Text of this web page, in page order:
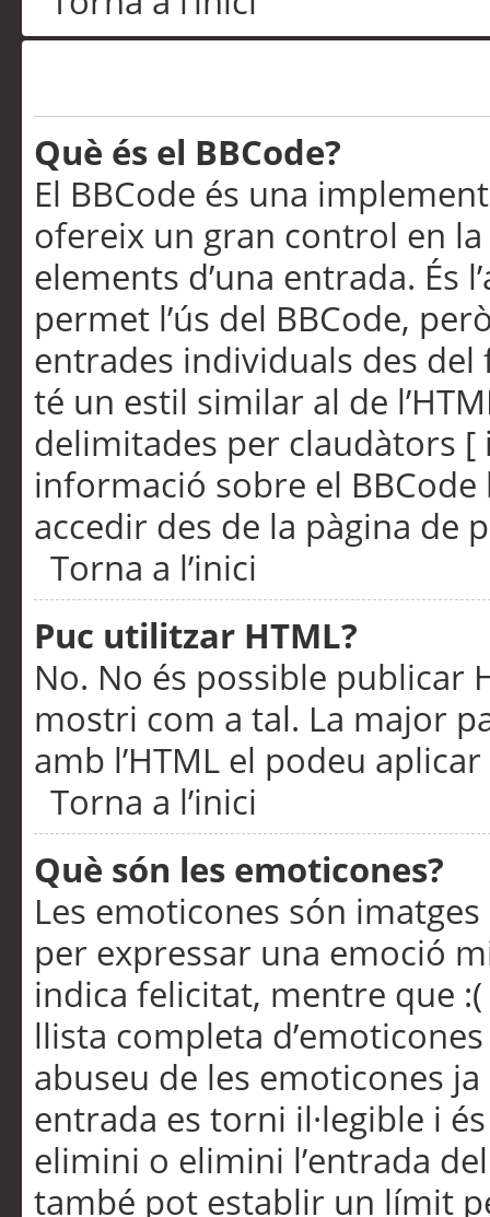
Què és el BBCode?
El BBCode és una
ofereix un gran control en
elements d’una entrada. És
permet l’ús del BBCode,
entrades individuals des
té un estil similar al de
delimitades per claudàtors [
informació sobre el
accedir des de la pàgina de
Torna a l’inici
Puc utilitzar HTML?
No. No és possible publicar
mostri com a tal. La major
amb l’HTML el podeu
Torna a l’inici
Què són les emoticones?
Les emoticones són
per expressar una emoció
indica felicitat, mentre que
llista completa
abuseu de les emoticones
entrada es torni il·legible i
elimini o elimini l’entrada
també pot establir un límit